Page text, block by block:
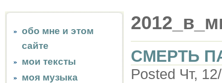
обо мне и этом
сайте
мои тексты
моя музыка
СМЕРТЬ
Posted Чт,